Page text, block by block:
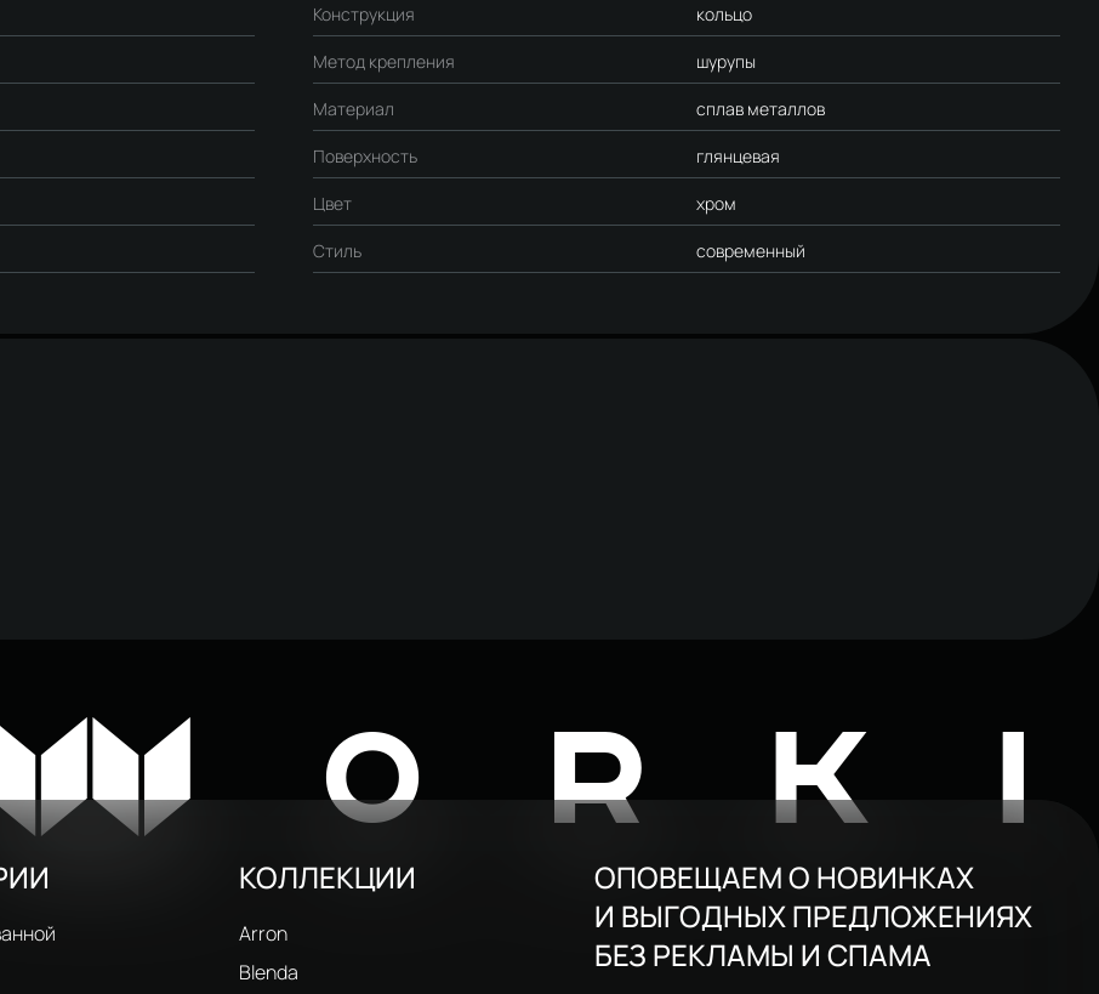
Конструкция кольцо
Метод крепления шурупы
Материал сплав металлов
Поверхность глянцевая
Цвет хром
Стиль современный
КОЛЛЕКЦИИ
Arron
Blenda
ОПОВЕЩАЕМ О НОВИНКАХ
И ВЫГОДНЫХ ПРЕДЛОЖЕНИЯХ
БЕЗ РЕКЛАМЫ И СПАМА